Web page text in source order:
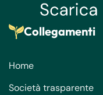
Collegamenti
Home
Società trasparente